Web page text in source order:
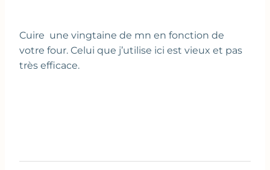
Cuire une vingtaine de mn en fonction de
votre four. Celui que j’utilise ici est vieux et pas
très efficace.